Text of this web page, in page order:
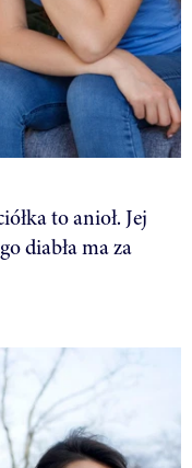
to anioł. Jej
diabła ma za